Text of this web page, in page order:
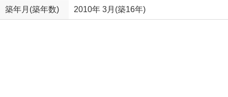
築年月(築年数) 2010年 3月(築16年)